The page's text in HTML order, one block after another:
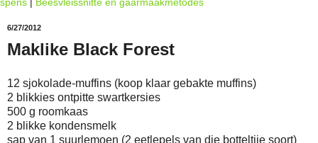
6/27/2012
Maklike Black Forest
12 sjokolade-muffins (koop klaar gebakte muffins)
2 blikkies ontpitte swartkersies
500 g roomkaas
2 blikke kondensmelk
sap van 1 suurlemoen (2 eetlepels van die botteltjie soort)